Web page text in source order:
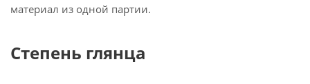
материал из одной партии.
Степень глянца